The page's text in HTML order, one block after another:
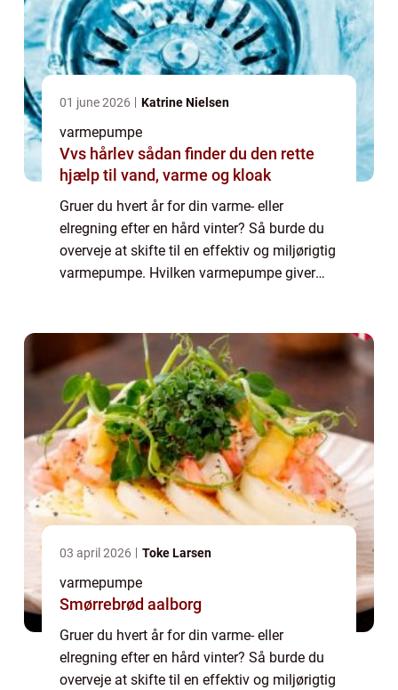
01 june 2026 Katrine Nielsen
varmepumpe
Vvs hårlev sådan finder du den rette
hjælp til vand, varme og kloak
Gruer du hvert år for din varme- eller
elregning efter en hård vinter? Så burde du
overveje at skifte til en effektiv og miljørigtig
varmepumpe. Hvilken varmepumpe giver
03 april 2026 Toke Larsen
varmepumpe
Smørrebrød aalborg
Gruer du hvert år for din varme- eller
elregning efter en hård vinter? Så burde du
overveje at skifte til en effektiv og miljørigtig